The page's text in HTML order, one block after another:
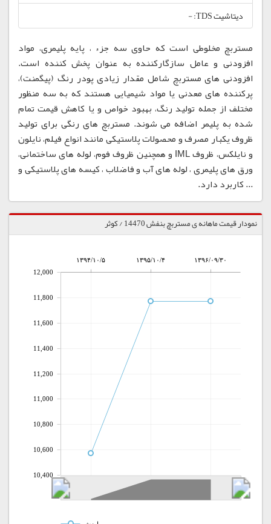
دیتاشیت TDS: -
مستربچ مخلوطی است که حاوی سه جزء ، پایه پلیمری، مواد
افزودنی و عامل سازگارکننده به عنوان پخش کننده است.
افزودنی های مستربچ شامل مقدار زیادی پودر رنگ (پیگمنت)،
پرکننده های معدنی یا مواد شیمیایی هستند که به سه منظور
مختلف از جمله تولید رنگ، بهبود خواص و یا کاهش قیمت تمام
شده به پلیمر اضافه می شوند. مستربچ های رنگی برای تولید
ظروف یکبار مصرف و محصولات پلاستیکی مانند انواع فیلم، نایلون
و نایلکس، ظروف IML و همچنین ظروف فوم، لوله های ساختمانی،
ورق های پلیمری ، لوله های آب و فاضلاب ، کیسه های پلاستیکی و
... کاربرد دارد.
نمودار قیمت ماهانه ی مستربچ بنفش 14470 / کوثر
۱۳۹۴/۱۰/۵ ۱۳۹۵/۱۰/۴ ۱۳۹۶/۰۹/۳۰
10,400
10,600
10,800
11,000
11,200
11,400
11,600
11,800
12,000